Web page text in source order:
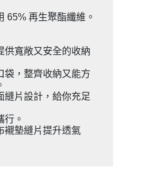
65% 再生聚酯纖維。
供寬敞又安全的收納
袋，整齊收納又能方
縫片設計，給你充足
行。
襯墊縫片提升透氣